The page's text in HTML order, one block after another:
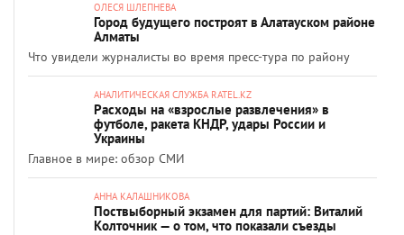
ОЛЕСЯ ШЛЕПНЕВА
Город будущего построят в Алатауском районе
Алматы
Что увидели журналисты во время пресс-тура по району
АНАЛИТИЧЕСКАЯ СЛУЖБА RATEL.KZ
Расходы на «взрослые развлечения» в
футболе, ракета КНДР, удары России и
Украины
Главное в мире: обзор СМИ
АННА КАЛАШНИКОВА
Поствыборный экзамен для партий: Виталий
Колточник — о том, что показали съезды